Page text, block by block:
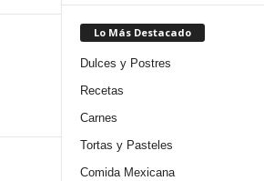
Lo Más Destacado
Dulces y Postres
Recetas
Carnes
Tortas y Pasteles
Comida Mexicana